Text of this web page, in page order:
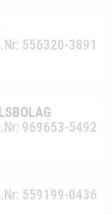
556320-3891
969653-5492
559199-0436